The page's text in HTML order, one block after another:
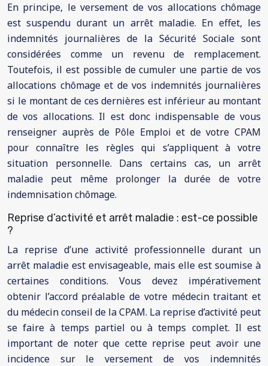
En principe, le versement de vos allocations chômage
est suspendu durant un arrêt maladie. En effet, les
indemnités journalières de la Sécurité Sociale sont
considérées comme un revenu de remplacement.
Toutefois, il est possible de cumuler une partie de vos
allocations chômage et de vos indemnités journalières
si le montant de ces dernières est inférieur au montant
de vos allocations. Il est donc indispensable de vous
renseigner auprès de Pôle Emploi et de votre CPAM
pour connaître les règles qui s’appliquent à votre
situation personnelle. Dans certains cas, un arrêt
maladie peut même prolonger la durée de votre
indemnisation chômage.
Reprise d’activité et arrêt maladie : est-ce possible
?
La reprise d’une activité professionnelle durant un
arrêt maladie est envisageable, mais elle est soumise à
certaines conditions. Vous devez impérativement
obtenir l’accord préalable de votre médecin traitant et
du médecin conseil de la CPAM. La reprise d’activité peut
se faire à temps partiel ou à temps complet. Il est
important de noter que cette reprise peut avoir une
incidence sur le versement de vos indemnités